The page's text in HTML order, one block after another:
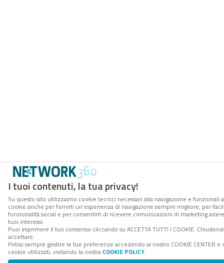
I tuoi contenuti, la tua privacy!
Su questo sito utilizziamo cookie tecnici necessari alla navigazione e funzionali
cookie anche per fornirti un’esperienza di navigazione sempre migliore, per
funzionalità social e per consentirti di ricevere comunicazioni di marketing
tuoi interessi.
Puoi esprimere il tuo consenso cliccando su ACCETTA TUTTI I COOKIE.
accettare.
Potrai sempre gestire le tue preferenze accedendo al nostro COOKIE CENTER
cookie utilizzati, visitando la nostra COOKIE POLICY.